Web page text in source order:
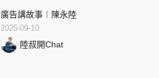
廣告講故事︱陳永陸
2025-09-10
陸叔開Chat